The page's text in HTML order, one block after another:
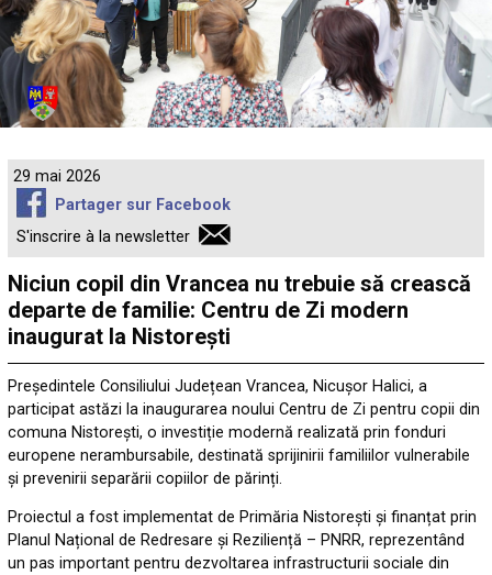
29 mai 2026
Partager sur Facebook
S'inscrire à la newsletter
Niciun copil din Vrancea nu trebuie să crească
departe de familie: Centru de Zi modern
inaugurat la Nistorești
Președintele Consiliului Județean Vrancea, Nicușor Halici, a
participat astăzi la inaugurarea noului Centru de Zi pentru copii din
comuna Nistorești, o investiție modernă realizată prin fonduri
europene nerambursabile, destinată sprijinirii familiilor vulnerabile
și prevenirii separării copiilor de părinți.
Proiectul a fost implementat de Primăria Nistorești și finanțat prin
Planul Național de Redresare și Reziliență – PNRR, reprezentând
un pas important pentru dezvoltarea infrastructurii sociale din